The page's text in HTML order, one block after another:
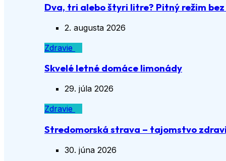
Dva, tri alebo štyri litre? Pitný režim
2. augusta 2026
Zdravie
Skvelé letné domáce limonády
29. júla 2026
Zdravie
Stredomorská strava – tajomstvo
30. júna 2026